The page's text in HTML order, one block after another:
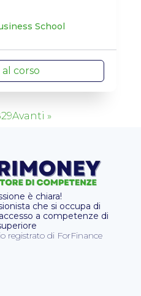
School
al corso
29Avanti »
è chiara!
che si occupa di
a competenze di
registrato di ForFinance